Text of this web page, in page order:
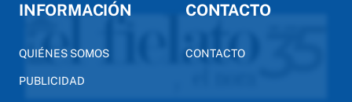
INFORMACIÓN
QUIÉNES SOMOS
PUBLICIDAD
CONTACTO
CONTACTO